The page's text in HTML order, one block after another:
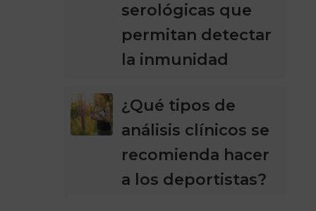
serológicas que
permitan detectar
la inmunidad
¿Qué tipos de
análisis clínicos se
recomienda hacer
a los deportistas?